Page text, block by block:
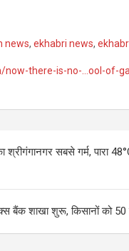
news, ekhabri news,
now-there-is-no-…ool-of-
सबसे गर्म, पारा
बैंक शाखा शुरू, किसानों को 50